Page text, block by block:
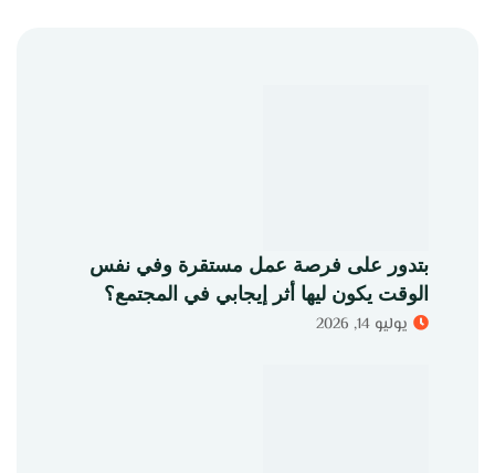
بتدور على فرصة عمل مستقرة وفي نفس
الوقت يكون ليها أثر إيجابي في المجتمع؟
يوليو 14, 2026